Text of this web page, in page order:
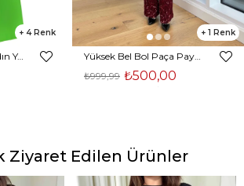
4
Yüksek Bel Hardy Kadın Yeşil Palazzo Pantolon 23K000407
1
₺500,00
₺999,99
Ziyaret Edilen Ürünler